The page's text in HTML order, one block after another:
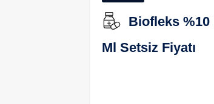
Biofleks
Ml Setsiz Fiyatı